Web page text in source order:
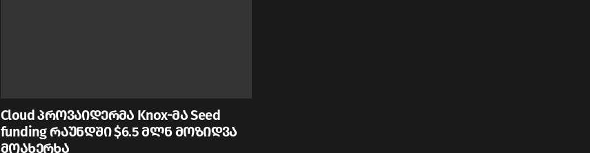
Cloud პროვაიდერმა Knox-მა Seed
funding რაუნდში $6.5 მლნ მოზიდვა
მოახერხა